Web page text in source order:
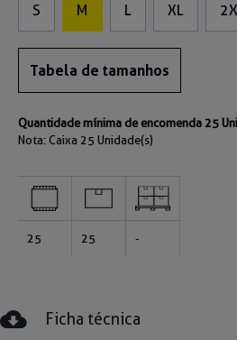
S M L XL
Tabela de tamanhos
Quantidade mínima de encomenda 25
Nota: Caixa 25 Unidade(s)
25 25 -
Ficha técnica